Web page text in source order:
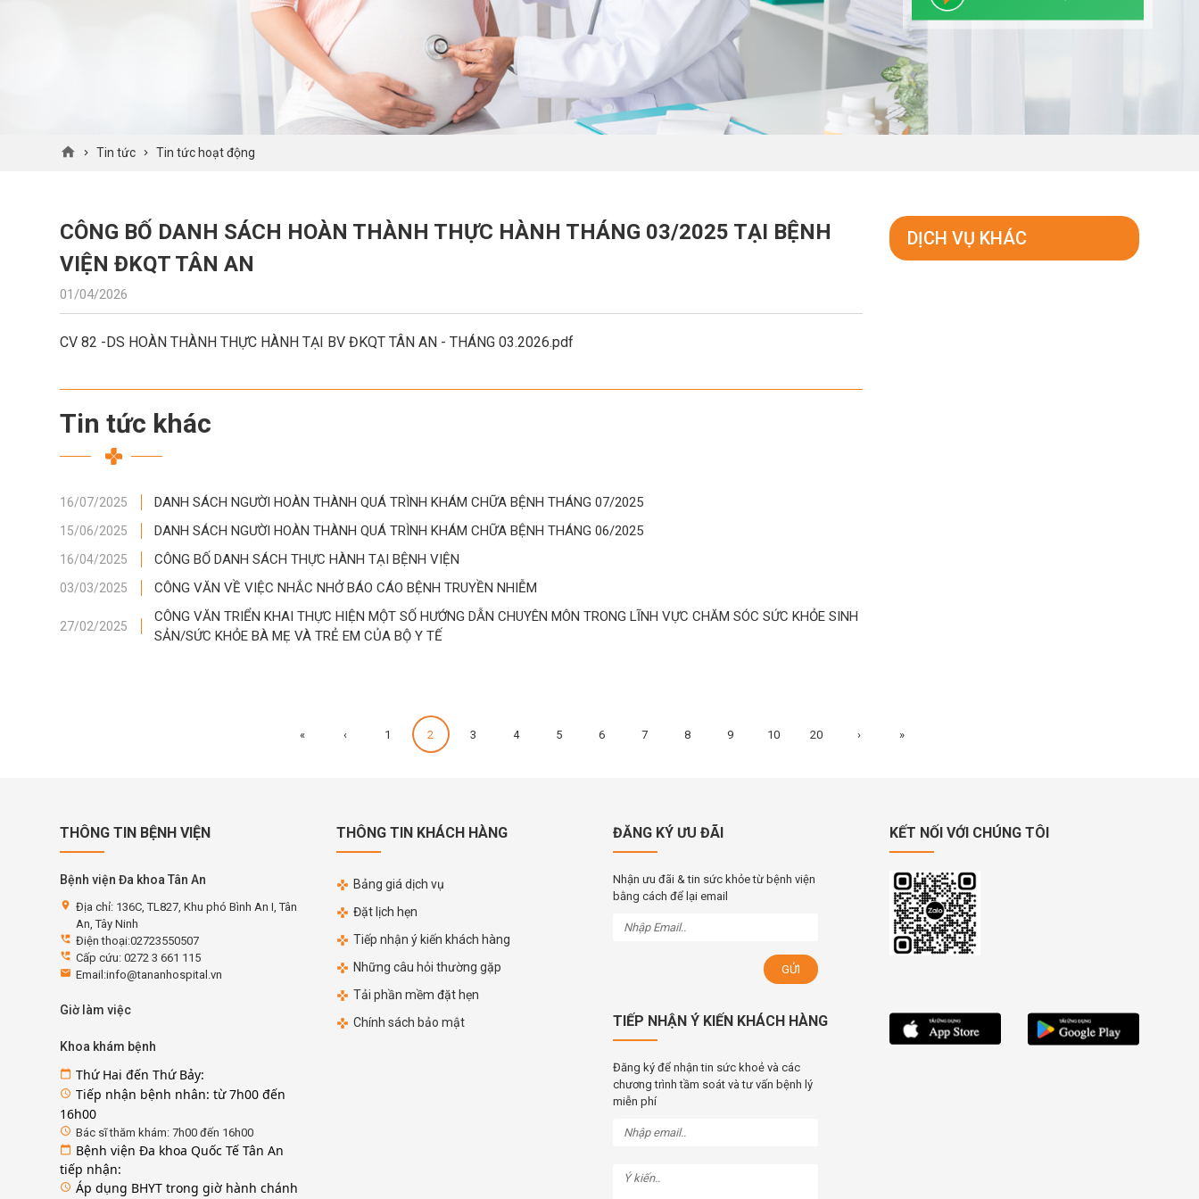
Tin tức Tin tức hoạt động
CÔNG BỐ DANH SÁCH HOÀN THÀNH THỰC HÀNH THÁNG 03/2025 TẠI BỆNH
VIỆN ĐKQT TÂN AN
01/04/2026
CV 82 -DS HOÀN THÀNH THỰC HÀNH TẠI BV ĐKQT TÂN AN - THÁNG 03.2026.pdf
Tin tức khác
16/07/2025 DANH SÁCH NGƯỜI HOÀN THÀNH QUÁ TRÌNH KHÁM CHỮA BỆNH THÁNG 07/2025
15/06/2025 DANH SÁCH NGƯỜI HOÀN THÀNH QUÁ TRÌNH KHÁM CHỮA BỆNH THÁNG 06/2025
16/04/2025 CÔNG BỐ DANH SÁCH THỰC HÀNH TẠI BỆNH VIỆN
03/03/2025 CÔNG VĂN VỀ VIỆC NHẮC NHỞ BÁO CÁO BỆNH TRUYỀN NHIỄM
27/02/2025
CÔNG VĂN TRIỂN KHAI THỰC HIỆN MỘT SỐ HƯỚNG DẪN CHUYÊN MÔN TRONG LĨNH VỰC CHĂM SÓC SỨC KHỎE SINH
SẢN/SỨC KHỎE BÀ MẸ VÀ TRẺ EM CỦA BỘ Y TẾ
DỊCH VỤ KHÁC
« ‹ 1 2 3 4 5 6 7 8 9 10 20 › »
THÔNG TIN BỆNH VIỆN
Bệnh viện Đa khoa Tân An
location_on Địa chỉ: 136C, TL827, Khu phó Bình An I, Tân
An, Tây Ninh
perm_phone_msg Điện thoại:02723550507
perm_phone_msg Cấp cứu: 0272 3 661 115
email Email:info@tananhospital.vn
Giờ làm việc
Khoa khám bệnh
calendar_today Thứ Hai đến Thứ Bảy:
access_time Tiếp nhận bệnh nhân: từ 7h00 đến
16h00
access_time Bác sĩ thăm khám: 7h00 đến 16h00
calendar_today Bệnh viện Đa khoa Quốc Tế Tân An
tiếp nhận:
access_time Áp dụng BHYT trong giờ hành chánh
THÔNG TIN KHÁCH HÀNG
Bảng giá dịch vụ
Đặt lịch hẹn
Tiếp nhận ý kiến khách hàng
Những câu hỏi thường gặp
Tải phần mềm đặt hẹn
Chính sách bảo mật
ĐĂNG KÝ ƯU ĐÃI
Nhận ưu đãi & tin sức khỏe từ bệnh viện
bằng cách để lại email
TIẾP NHẬN Ý KIẾN KHÁCH HÀNG
Đăng ký để nhận tin sức khoẻ và các
chương trình tầm soát và tư vấn bệnh lý
miễn phí
KẾT NỐI VỚI CHÚNG TÔI